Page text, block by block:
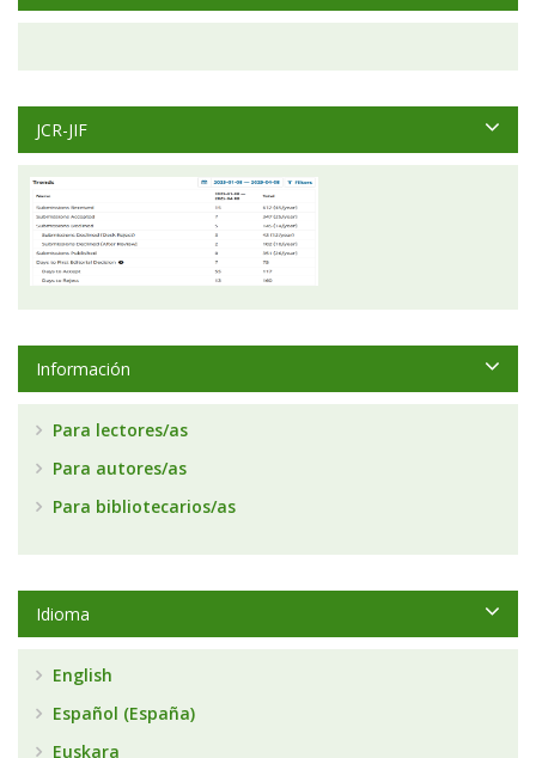
JCR-JIF
Información
Para lectores/as
Para autores/as
Para bibliotecarios/as
Idioma
English
Español (España)
Euskara